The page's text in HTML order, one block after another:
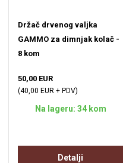
Držač drvenog valjka
GAMMO za dimnjak kolač -
8 kom
50,00 EUR
(40,00 EUR + PDV)
Na lageru: 34 kom
Detalji